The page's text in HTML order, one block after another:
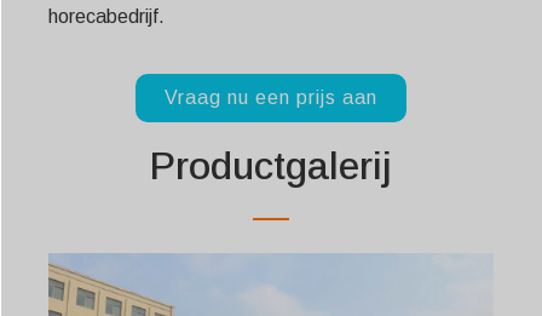
horecabedrijf.
Vraag nu een prijs aan
Productgalerij